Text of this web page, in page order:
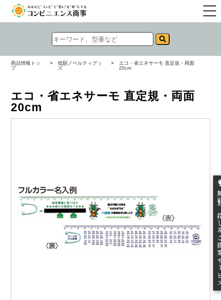
無
ご
商品情報トッ
プ
>
低額ノベルティグッ
ズ
>
エコ・省エネサーモ 直定規・両面
20cm
エコ・省エネサーモ 直定規・両面
20cm